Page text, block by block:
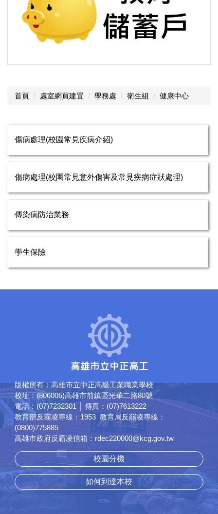
首頁 處室網頁建置 學務處 衛生組 健康中心
傷病處理(校園常見疾病介紹)
傷病處理(校園常見意外傷害及常見疾病症狀處理)
傳染病防治業務
學生保險
版權所有：高雄市立中正高級工業職業學校
校址：(806005)高雄市前鎮區光華二路80號
電話：(07)7232301 │ 傳真：(07)7613222
教育部反霸凌專線：1953 教育局反罷凌專線：
(0800)775885
高雄市政府反霸凌信箱：rdec220000@kcg.gov.tw
校園分機
如何到達本校